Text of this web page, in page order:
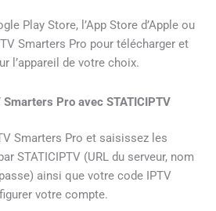
Play Store, l’App Store d’Apple ou
Smarters Pro pour télécharger et
l’appareil de votre choix.
Pro avec STATICIPTV
Smarters Pro et saisissez les
STATICIPTV (URL du serveur, nom
ainsi que votre code IPTV
votre compte.